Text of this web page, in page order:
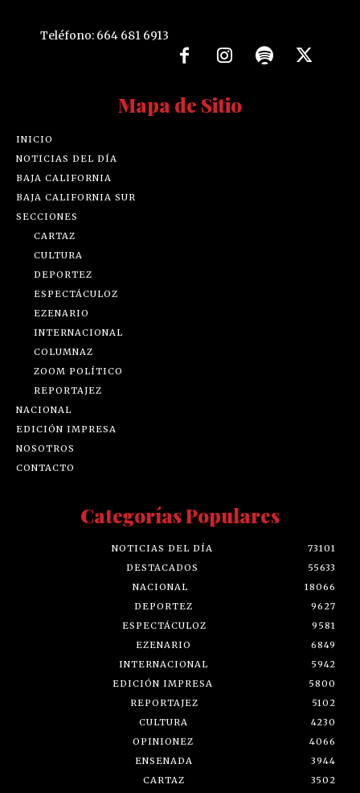
Teléfono: 664 681 6913
Mapa de Sitio
INICIO
NOTICIAS DEL DÍA
BAJA CALIFORNIA
BAJA CALIFORNIA SUR
SECCIONES
CARTAZ
CULTURA
DEPORTEZ
ESPECTÁCULOZ
EZENARIO
INTERNACIONAL
COLUMNAZ
ZOOM POLÍTICO
REPORTAJEZ
NACIONAL
EDICIÓN IMPRESA
NOSOTROS
CONTACTO
Categorías Populares
NOTICIAS DEL DÍA
73101
DESTACADOS
55633
NACIONAL
18066
DEPORTEZ
9627
ESPECTÁCULOZ
9581
EZENARIO
6849
INTERNACIONAL
5942
EDICIÓN IMPRESA
5800
REPORTAJEZ
5102
CULTURA
4230
OPINIONEZ
4066
ENSENADA
3944
CARTAZ
3502